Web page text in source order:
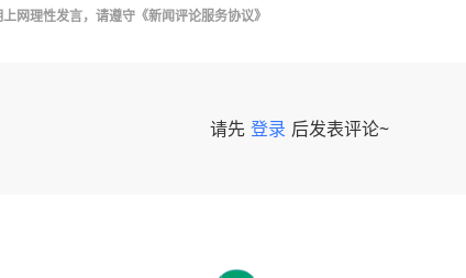
上网理性发言，请遵守 《新闻评论服务协议》
请先 登录 后发表评论~